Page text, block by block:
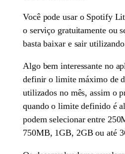
Você pode usar o Spotify
o serviço gratuitamente ou
basta baixar e sair
Algo bem interessante no
definir o limite máximo de
utilizados no mês, assim o
quando o limite definido é
podem selecionar entre
750MB, 1GB, 2GB ou até